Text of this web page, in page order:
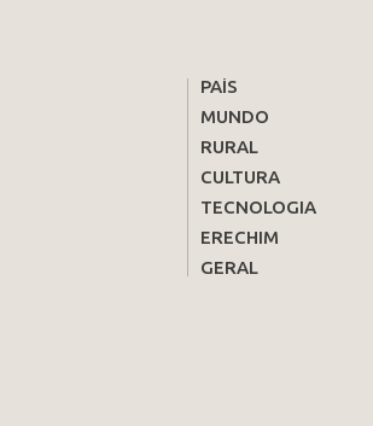
PAÍS
MUNDO
RURAL
CULTURA
TECNOLOGIA
ERECHIM
GERAL